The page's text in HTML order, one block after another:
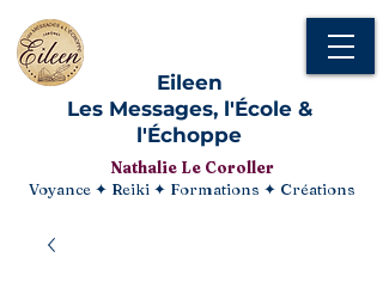
Eileen
Les Messages, l'École &
l'Échoppe
Nathalie Le Coroller
Voyance ✦ Reiki ✦ Formations ✦ Créations